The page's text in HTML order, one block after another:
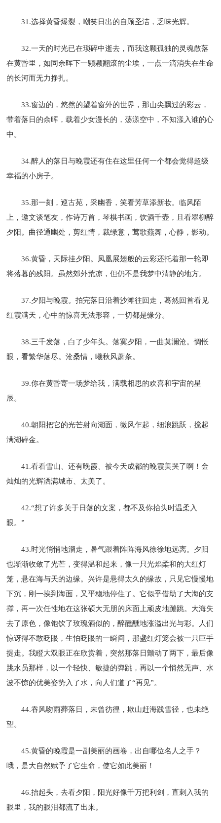
31.选择黄昏爆裂，嘲笑日出的自顾圣洁，乏味光辉。
32.一天的时光已在琐碎中逝去，而我这颗孤独的灵魂散落
在黄昏里，如同余晖下一颗颗翻滚的尘埃，一点一滴消失在生命
的长河而无力挣扎。
33.窗边的，悠然的望着窗外的世界，那山尖飘过的彩云，
带着落日的余晖，载着少女漫长的，荡漾空中，不知漾入谁的心
中。
34.醉人的落日与晚霞还有住在这里任何一个都会觉得超级
幸福的小房子。
35.那一刻，巡古苑，采幽香，笑看芳草添新妆。临风陌
上，邀文谈笔友，作诗万首，琴棋书画，饮酒千壶，且看翠柳醉
夕阳。曲径通幽处，剪红情，裁绿意，莺歌燕舞，心静，影动。
36.黄昏，天际挂夕阳。凤凰展翅般的云彩还托着那一轮即
将落暮的残阳。虽然郊外荒凉，但仍不是我梦中清静的地方。
37.夕阳与晚霞。拍完落日沿着沙滩往回走，蓦然回首看见
红霞满天，心中的惊喜无法形容，一切都是缘分。
38.三千发落，白了少年头。落寞夕阳，一曲莫澜沧。惆怅
眼，看繁华落尽。沧桑情，曦秋风萧条。
39.你在黄昏寄一场梦给我，满载相思的欢喜和宇宙的星
辰。
40.朝阳把它的光芒射向湖面，微风乍起，细浪跳跃，搅起
满湖碎金。
41.看看雪山、还有晚霞、被今天成都的晚霞美哭了啊！金
灿灿的光辉洒满城市、太美了。
42.“想了许多关于日落的文案，都不及你抬头时温柔入
眼。”
43.时光悄悄地溜走，暑气跟着阵阵海风徐徐地远离。夕阳
也渐渐收敛了光芒，变得温和起来，像一只光焰柔和的大红灯
笼，悬在海与天的边缘。兴许是悬得太久的缘故，只见它慢慢地
下沉，刚一挨到海面，又平稳地停住了。它似乎借助了大海的支
撑，再一次任性地在这张硕大无朋的床面上顽皮地蹦跳。大海失
去了原色，像饱饮了玫瑰酒似的，醉醺醺地涨溢出光与彩。人们
惊讶得不敢眨眼，生怕眨眼的一瞬间，那盏红灯笼会被一只巨手
提走。我瞪大双眼正在欣赏着，突然那落日颤动了两下，最后像
跳水员那样，以一个轻快、敏捷的弹跳，再以一个悄然无声、水
波不惊的优美姿势入了水，向人们道了“再见”。
44.吞风吻雨葬落日，未曾彷徨，欺山赶海践雪径，也未绝
望。
45.黄昏的晚霞是一副美丽的画卷，出自哪位名人之手？
哦，是大自然赋予了它生命，使它如此美丽！
46.抬起头，去看夕阳，阳光好像千万把利剑，直刺入我的
眼里，我的眼泪都流了出来。